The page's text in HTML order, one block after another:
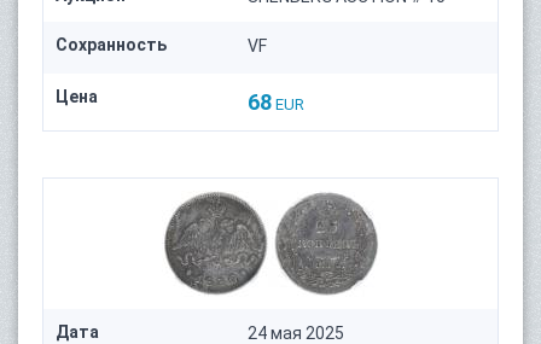
Сохранность VF
Цена 68 EUR
Дата 24 мая 2025